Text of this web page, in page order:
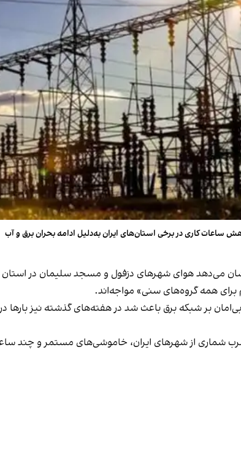
ساعات کاری در برخی استان‌های ایران به‌دلیل ادامه بحران برق و آب
می‌دهد هوای شهرهای دزفول و مسجد سلیمان در
بر شبکه برق باعث شد در هفته‌های گذشته نیز
شماری از شهرهای ایران، خاموشی‌های مستمر و چند